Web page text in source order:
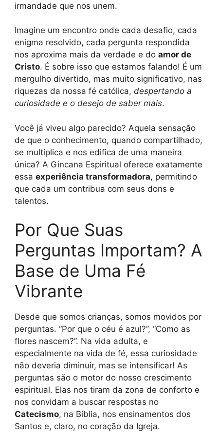
irmandade que nos unem.
Imagine um encontro onde cada desafio, cada
enigma resolvido, cada pergunta respondida
nos aproxima mais da verdade e do amor de
Cristo. É sobre isso que estamos falando! É um
mergulho divertido, mas muito significativo, nas
riquezas da nossa fé católica, despertando a
curiosidade e o desejo de saber mais.
Você já viveu algo parecido? Aquela sensação
de que o conhecimento, quando compartilhado,
se multiplica e nos edifica de uma maneira
única? A Gincana Espiritual oferece exatamente
essa experiência transformadora, permitindo
que cada um contribua com seus dons e
talentos.
Por Que Suas
Perguntas Importam? A
Base de Uma Fé
Vibrante
Desde que somos crianças, somos movidos por
perguntas. “Por que o céu é azul?”, “Como as
flores nascem?”. Na vida adulta, e
especialmente na vida de fé, essa curiosidade
não deveria diminuir, mas se intensificar! As
perguntas são o motor do nosso crescimento
espiritual. Elas nos tiram da zona de conforto e
nos convidam a buscar respostas no
Catecismo, na Bíblia, nos ensinamentos dos
Santos e, claro, no coração da Igreja.